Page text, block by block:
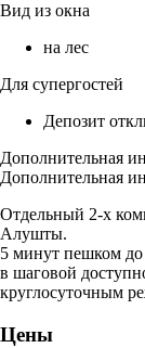
Вид из окна
на лес
Для супергостей
Депозит
Дополнительная
Дополнительная
Отдельный 2-х
Алушты.
5 минут пешком до
в шаговой
круглосуточным
Цены